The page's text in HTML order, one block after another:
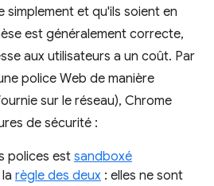
et qu'ils soient en
est généralement correcte,
aux utilisateurs a un coût. Par
police Web de manière
sur le réseau), Chrome
de sécurité :
polices est sandboxé
règle des deux : elles ne sont